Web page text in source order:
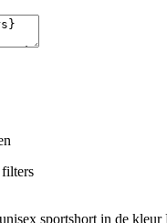
filters